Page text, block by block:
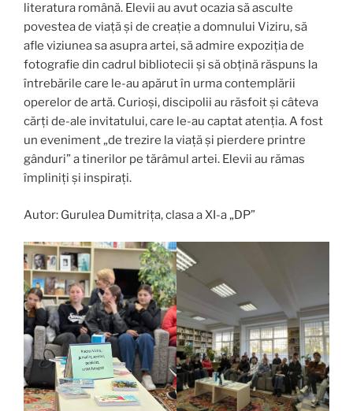
literatura română. Elevii au avut ocazia să asculte
povestea de viață și de creație a domnului Viziru, să
afle viziunea sa asupra artei, să admire expoziția de
fotografie din cadrul bibliotecii și să obțină răspuns la
întrebările care le-au apărut în urma contemplării
operelor de artă. Curioși, discipolii au răsfoit și câteva
cărți de-ale invitatului, care le-au captat atenția. A fost
un eveniment „de trezire la viață și pierdere printre
gânduri” a tinerilor pe tărâmul artei. Elevii au rămas
împliniți și inspirați.
Autor: Gurulea Dumitrița, clasa a XI-a „DP”